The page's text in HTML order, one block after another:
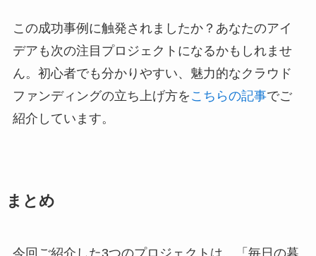
この成功事例に触発されましたか？あなたのアイ
デアも次の注目プロジェクトになるかもしれませ
ん。初心者でも分かりやすい、魅力的なクラウド
ファンディングの立ち上げ方を こちらの記事でご
紹介しています。
まとめ
今回ご紹介した3つのプロジェクトは、「毎日の暮